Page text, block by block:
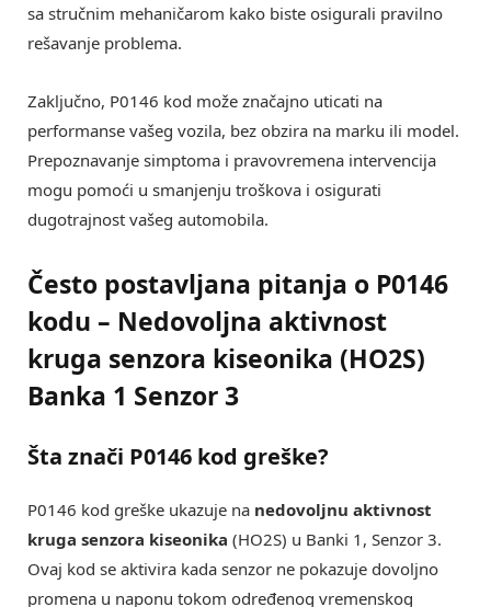
sa stručnim mehaničarom kako biste osigurali pravilno
rešavanje problema.
Zaključno, P0146 kod može značajno uticati na
performanse vašeg vozila, bez obzira na marku ili model.
Prepoznavanje simptoma i pravovremena intervencija
mogu pomoći u smanjenju troškova i osigurati
dugotrajnost vašeg automobila.
Često postavljana pitanja o P0146
kodu – Nedovoljna aktivnost
kruga senzora kiseonika (HO2S)
Banka 1 Senzor 3
Šta znači P0146 kod greške?
P0146 kod greške ukazuje na nedovoljnu aktivnost
kruga senzora kiseonika (HO2S) u Banki 1, Senzor 3.
Ovaj kod se aktivira kada senzor ne pokazuje dovoljno
promena u naponu tokom određenog vremenskog